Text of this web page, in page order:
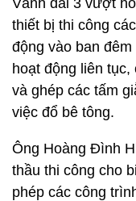
Vành đai 3 vượt
thiết bị thi công
động vào ban
hoạt động liên
và ghép các tấm
việc đổ bê tông.
Ông Hoàng Đình
thầu thi công cho
phép các công